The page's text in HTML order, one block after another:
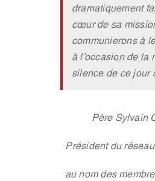
dramatiquement
cœur de sa
communierons à
à l’occasion de la
silence de ce jour
Père Sylvain
Président du
au nom des